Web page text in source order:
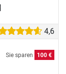
4,6
Sie sparen 100 €